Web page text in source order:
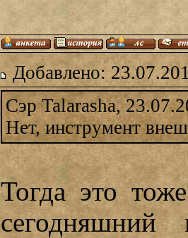
Добавлено:
Сэр Talarasha,
Нет, инструмент
Тогда это